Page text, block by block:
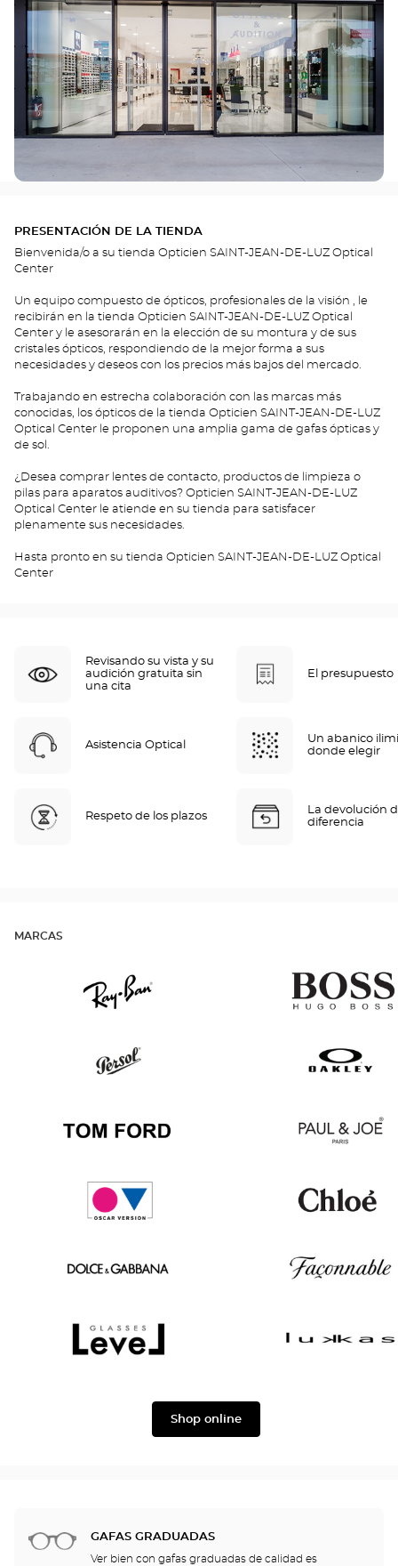
PRESENTACIÓN DE LA TIENDA
Bienvenida/o a su tienda Opticien SAINT-JEAN-DE-LUZ Optical
Center
Un equipo compuesto de ópticos, profesionales de la visión , le
recibirán en la tienda Opticien SAINT-JEAN-DE-LUZ Optical
Center y le asesorarán en la elección de su montura y de sus
cristales ópticos, respondiendo de la mejor forma a sus
necesidades y deseos con los precios más bajos del mercado.
Trabajando en estrecha colaboración con las marcas más
conocidas, los ópticos de la tienda Opticien SAINT-JEAN-DE-LUZ
Optical Center le proponen una amplia gama de gafas ópticas y
de sol.
¿Desea comprar lentes de contacto, productos de limpieza o
pilas para aparatos auditivos? Opticien SAINT-JEAN-DE-LUZ
Optical Center le atiende en su tienda para satisfacer
plenamente sus necesidades.
Hasta pronto en su tienda Opticien SAINT-JEAN-DE-LUZ Optical
Center
Revisando su vista y su
audición gratuita sin
una cita
El presupuesto
Asistencia Optical
Un abanico
donde elegir
Respeto de los plazos
La devolución
diferencia
MARCAS
Shop online
GAFAS GRADUADAS
Ver bien con gafas graduadas de calidad es